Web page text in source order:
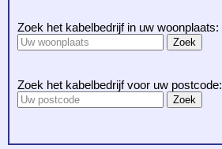
Zoek het kabelbedrijf in uw woonplaats:
Zoek het kabelbedrijf voor uw postcode: